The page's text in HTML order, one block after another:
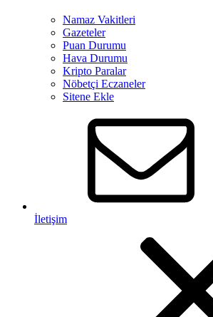
Namaz Vakitleri
Gazeteler
Puan Durumu
Hava Durumu
Kripto Paralar
Nöbetçi Eczaneler
Sitene Ekle
İletişim